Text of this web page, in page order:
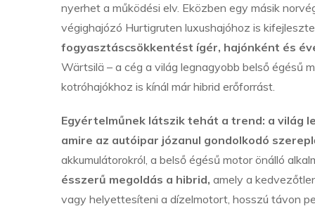
nyerhet a működési elv. Eközben egy másik
végighajózó Hurtigruten luxushajóhoz is
fogyasztáscsökkentést ígér, hajónként és
Wärtsilä – a cég a világ legnagyobb belső égésű
kotróhajókhoz is kínál már hibrid erőforrást.
Egyértelműnek látszik tehát a trend: a világ
amire az autóipar józanul gondolkodó
akkumulátorokról, a belső égésű motor önálló
ésszerű megoldás a hibrid, amely a
vagy helyettesíteni a dízelmotort, hosszú távon